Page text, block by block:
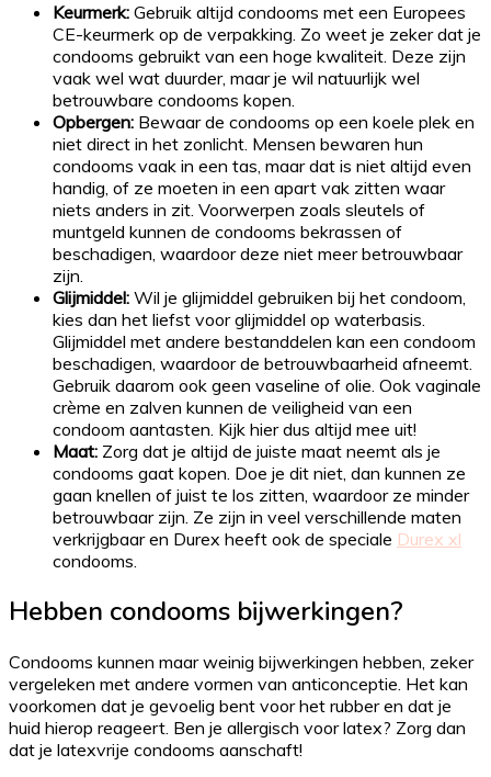
Keurmerk: Gebruik altijd condooms met een Europees
CE-keurmerk op de verpakking. Zo weet je zeker dat je
condooms gebruikt van een hoge kwaliteit. Deze zijn
vaak wel wat duurder, maar je wil natuurlijk wel
betrouwbare condooms kopen.
Opbergen: Bewaar de condooms op een koele plek en
niet direct in het zonlicht. Mensen bewaren hun
condooms vaak in een tas, maar dat is niet altijd even
handig, of ze moeten in een apart vak zitten waar
niets anders in zit. Voorwerpen zoals sleutels of
muntgeld kunnen de condooms bekrassen of
beschadigen, waardoor deze niet meer betrouwbaar
zijn.
Glijmiddel: Wil je glijmiddel gebruiken bij het condoom,
kies dan het liefst voor glijmiddel op waterbasis.
Glijmiddel met andere bestanddelen kan een condoom
beschadigen, waardoor de betrouwbaarheid afneemt.
Gebruik daarom ook geen vaseline of olie. Ook vaginale
crème en zalven kunnen de veiligheid van een
condoom aantasten. Kijk hier dus altijd mee uit!
Maat: Zorg dat je altijd de juiste maat neemt als je
condooms gaat kopen. Doe je dit niet, dan kunnen ze
gaan knellen of juist te los zitten, waardoor ze minder
betrouwbaar zijn. Ze zijn in veel verschillende maten
verkrijgbaar en Durex heeft ook de speciale Durex xl
condooms.
Hebben condooms bijwerkingen?
Condooms kunnen maar weinig bijwerkingen hebben, zeker
vergeleken met andere vormen van anticonceptie. Het kan
voorkomen dat je gevoelig bent voor het rubber en dat je
huid hierop reageert. Ben je allergisch voor latex? Zorg dan
dat je latexvrije condooms aanschaft!